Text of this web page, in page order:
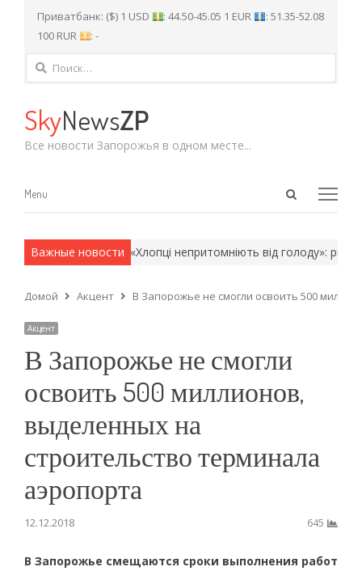
Приватбанк: ($) 1 USD : 44.50-45.05 1 EUR
: 51.35-52.08
100 RUR
: -
Найти:
SkyNewsZP
Все новости Запорожья в одном месте...
Open
Menu
Menu
Важные новости
методы. «Хлопці непритомніють від голоду»: рідні
Домой Акцент В Запорожье не смогли освоить 500
Акцент
В Запорожье не смогли
освоить 500 миллионов,
выделенных на
строительство терминала
аэропорта
12.12.2018 645
В Запорожье смещаются сроки выполнения работ